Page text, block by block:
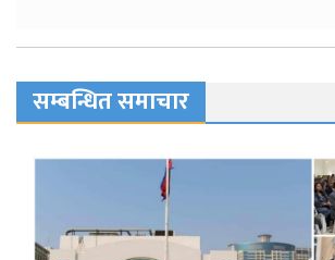
सम्बन्धित समाचार